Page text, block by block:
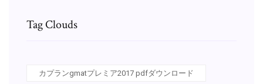
Tag Clouds
カプランgmatプレミア2017 pdfダウンロード